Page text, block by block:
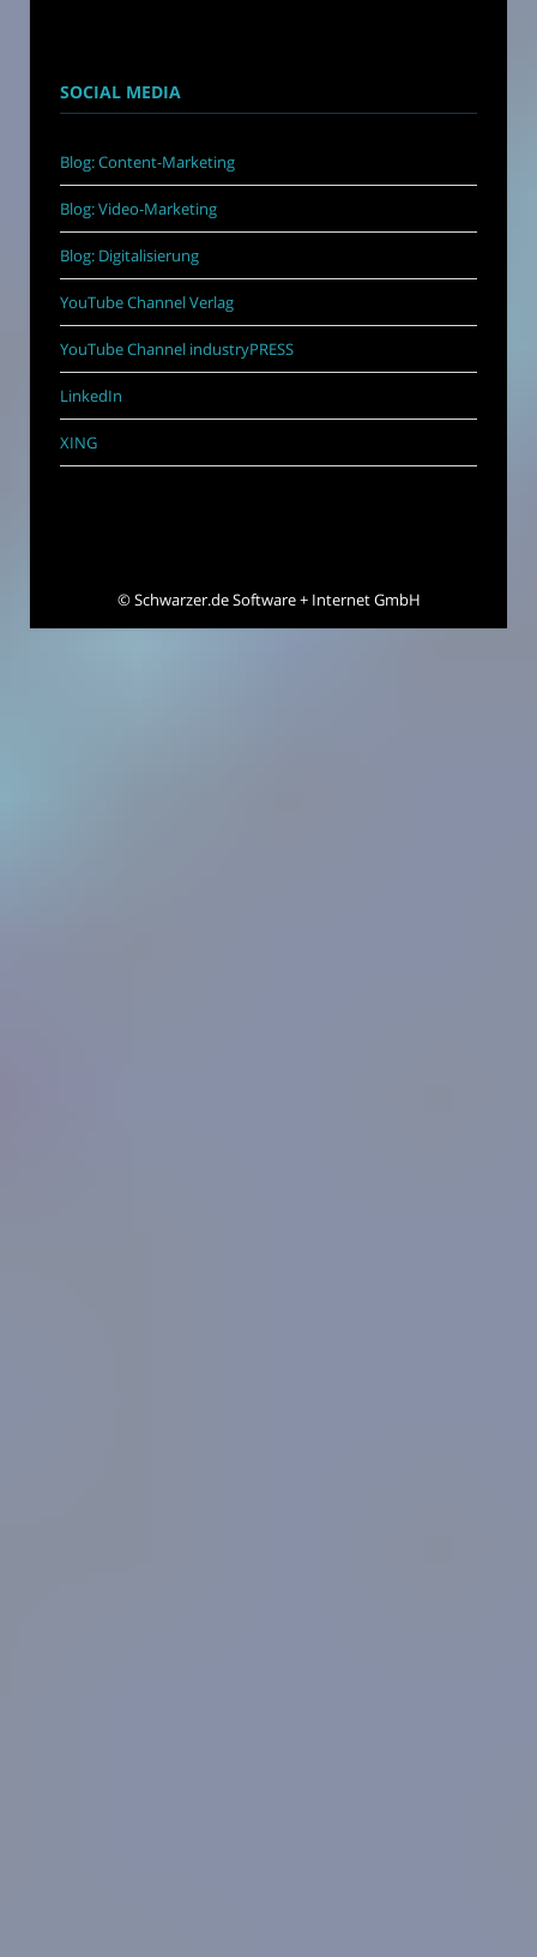
SOCIAL MEDIA
Blog: Content-Marketing
Blog: Video-Marketing
Blog: Digitalisierung
YouTube Channel Verlag
YouTube Channel industryPRESS
LinkedIn
XING
©Schwarzer.de Software + Internet GmbH